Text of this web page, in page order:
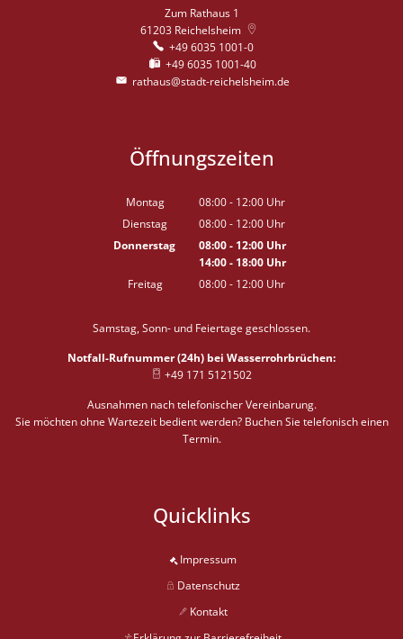
Zum Rathaus 1
61203 Reichelsheim
+49 6035 1001-0
+49 6035 1001-40
rathaus@stadt-reichelsheim.de
Öffnungszeiten
Montag 08:00- 12:00 Uhr
Von 08:00 bis 12:00 Uhr
Dienstag 08:00- 12:00 Uhr
Von 08:00 bis 12:00 Uhr
Donnerstag 08:00- 12:00Uhr
Von 08:00 bis 12:00 Uhr
14:00- 18:00Uhr
Von 14:00 bis 18:00 Uhr
Freitag 08:00- 12:00 Uhr
Samstag, Sonn- und Feiertage geschlossen.
Notfall-Rufnummer (24h) bei Wasserrohrbrüchen:
+49 171 5121502
Ausnahmen nach telefonischer Vereinbarung.
Sie möchten ohne Wartezeit bedient werden? Buchen Sie telefonisch einen
Termin.
Quicklinks
Impressum
Datenschutz
Kontakt